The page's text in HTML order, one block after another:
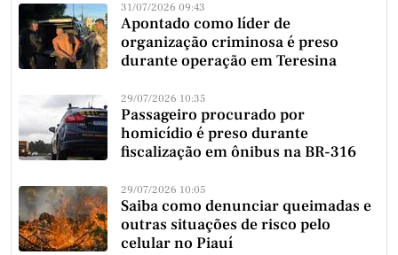
31/07/2026 09:43
Apontado como líder de
organização criminosa é preso
durante operação em Teresina
29/07/2026 10:35
Passageiro procurado por
homicídio é preso durante
fiscalização em ônibus na BR-316
29/07/2026 10:05
Saiba como denunciar queimadas e
outras situações de risco pelo
celular no Piauí